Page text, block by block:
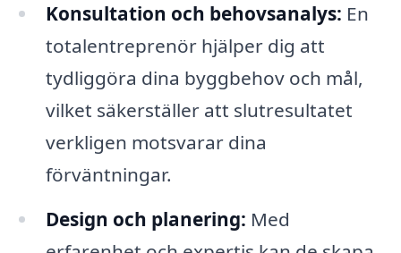
Konsultation och behovsanalys: En
totalentreprenör hjälper dig att
tydliggöra dina byggbehov och mål,
vilket säkerställer att slutresultatet
verkligen motsvarar dina
förväntningar.
Design och planering: Med